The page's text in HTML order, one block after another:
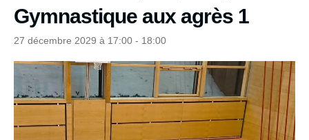
Gymnastique aux agrès 1
27 décembre 2029 à 17:00 - 18:00